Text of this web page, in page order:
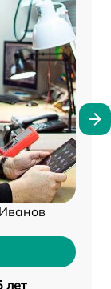
лет